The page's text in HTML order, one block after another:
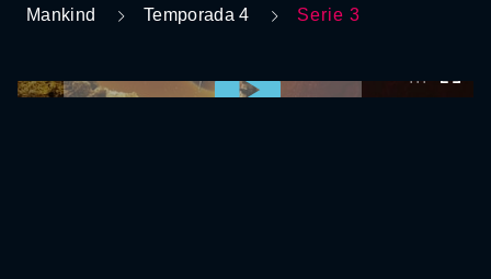
Mankind
Temporada 4 Serie 3